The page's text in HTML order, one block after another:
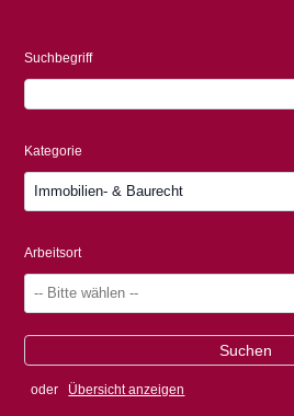
Suchbegriff
Kategorie
Immobilien- & Baurecht
Arbeitsort
oder Übersicht anzeigen